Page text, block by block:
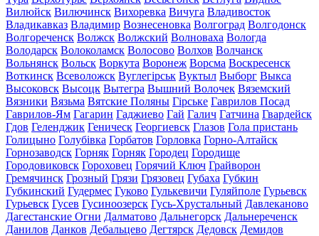
Вилюйск Вилючинск Вихоревка Вичуга Владивосток
Владикавказ Владимир Вознесеновка Волгоград Волгодонск
Волгореченск Волжск Волжский Волноваха Вологда
Володарск Волоколамск Волосово Волхов Волчанск
Вольнянск Вольск Воркута Воронеж Ворсма Воскресенск
Воткинск Всеволожск Вуглегірськ Вуктыл Выборг Выкса
Высоковск Высоцк Вытегра Вышний Волочек Вяземский
Вязники Вязьма Вятские Поляны Гірське Гаврилов Посад
Гаврилов-Ям Гагарин Гаджиево Гай Галич Гатчина Гвардейск
Гдов Геленджик Геническ Георгиевск Глазов Гола пристань
Голицыно Голубівка Горбатов Горловка Горно-Алтайск
Горнозаводск Горняк Горняк Городец Городище
Городовиковск Гороховец Горячий Ключ Грайворон
Гремячинск Грозный Грязи Грязовец Губаха Губкин
Губкинский Гудермес Гуково Гулькевичи Гуляйполе Гурьевск
Гурьевск Гусев Гусиноозерск Гусь-Хрустальный Давлеканово
Дагестанские Огни Далматово Дальнегорск Дальнереченск
Данилов Данков Дебальцево Дегтярск Дедовск Демидов